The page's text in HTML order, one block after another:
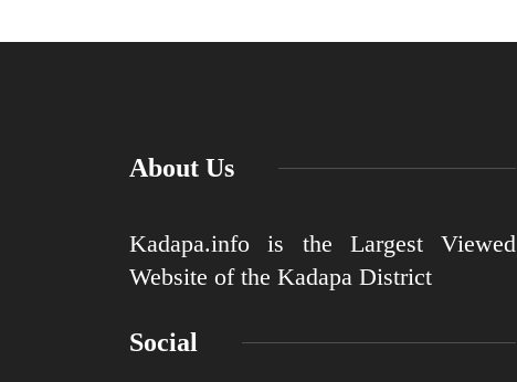
About Us
Kadapa.info is the Largest Viewed
Website of the Kadapa District
Social